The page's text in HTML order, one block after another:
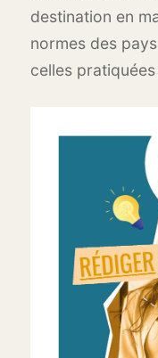
destination en
normes des
celles